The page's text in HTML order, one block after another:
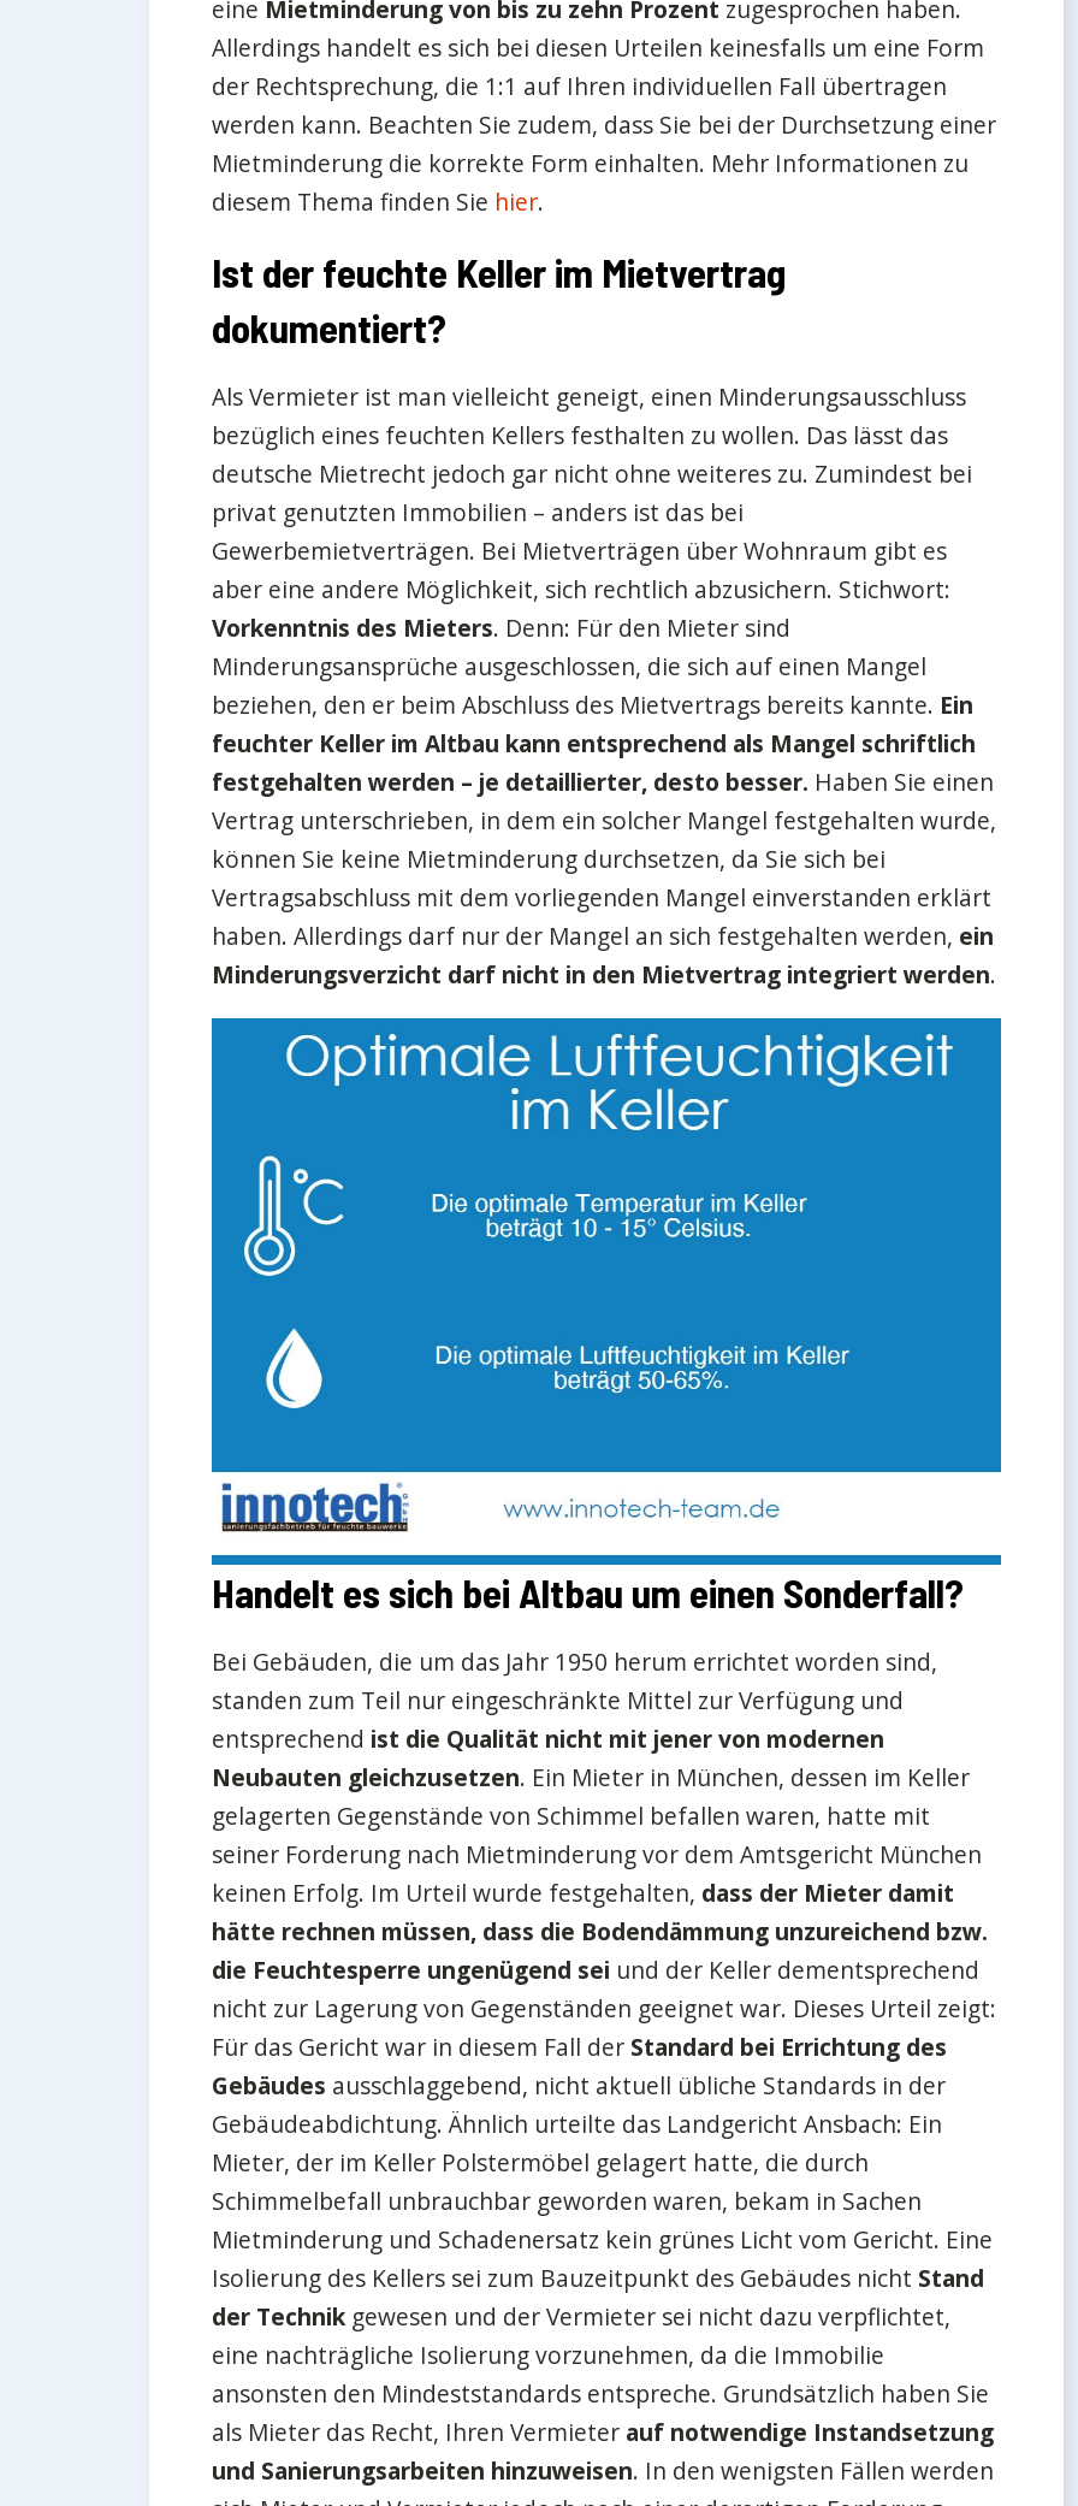
eine Mietminderung von bis zu zehn Prozent zugesprochen haben.
Allerdings handelt es sich bei diesen Urteilen keinesfalls um eine Form
der Rechtsprechung, die 1:1 auf Ihren individuellen Fall übertragen
werden kann. Beachten Sie zudem, dass Sie bei der Durchsetzung einer
Mietminderung die korrekte Form einhalten. Mehr Informationen zu
diesem Thema finden Sie hier.
Ist der feuchte Keller im Mietvertrag
dokumentiert?
Als Vermieter ist man vielleicht geneigt, einen Minderungsausschluss
bezüglich eines feuchten Kellers festhalten zu wollen. Das lässt das
deutsche Mietrecht jedoch gar nicht ohne weiteres zu. Zumindest bei
privat genutzten Immobilien – anders ist das bei
Gewerbemietverträgen. Bei Mietverträgen über Wohnraum gibt es
aber eine andere Möglichkeit, sich rechtlich abzusichern. Stichwort:
Vorkenntnis des Mieters. Denn: Für den Mieter sind
Minderungsansprüche ausgeschlossen, die sich auf einen Mangel
beziehen, den er beim Abschluss des Mietvertrags bereits kannte. Ein
feuchter Keller im Altbau kann entsprechend als Mangel schriftlich
festgehalten werden – je detaillierter, desto besser. Haben Sie einen
Vertrag unterschrieben, in dem ein solcher Mangel festgehalten wurde,
können Sie keine Mietminderung durchsetzen, da Sie sich bei
Vertragsabschluss mit dem vorliegenden Mangel einverstanden erklärt
haben. Allerdings darf nur der Mangel an sich festgehalten werden, ein
Minderungsverzicht darf nicht in den Mietvertrag integriert werden.
Handelt es sich bei Altbau um einen Sonderfall?
Bei Gebäuden, die um das Jahr 1950 herum errichtet worden sind,
standen zum Teil nur eingeschränkte Mittel zur Verfügung und
entsprechend ist die Qualität nicht mit jener von modernen
Neubauten gleichzusetzen. Ein Mieter in München, dessen im Keller
gelagerten Gegenstände von Schimmel befallen waren, hatte mit
seiner Forderung nach Mietminderung vor dem Amtsgericht München
keinen Erfolg. Im Urteil wurde festgehalten, dass der Mieter damit
hätte rechnen müssen, dass die Bodendämmung unzureichend bzw.
die Feuchtesperre ungenügend sei und der Keller dementsprechend
nicht zur Lagerung von Gegenständen geeignet war. Dieses Urteil zeigt:
Für das Gericht war in diesem Fall der Standard bei Errichtung des
Gebäudes ausschlaggebend, nicht aktuell übliche Standards in der
Gebäudeabdichtung. Ähnlich urteilte das Landgericht Ansbach: Ein
Mieter, der im Keller Polstermöbel gelagert hatte, die durch
Schimmelbefall unbrauchbar geworden waren, bekam in Sachen
Mietminderung und Schadenersatz kein grünes Licht vom Gericht. Eine
Isolierung des Kellers sei zum Bauzeitpunkt des Gebäudes nicht Stand
der Technikgewesen und der Vermieter sei nicht dazu verpflichtet,
eine nachträgliche Isolierung vorzunehmen, da die Immobilie
ansonsten den Mindeststandards entspreche. Grundsätzlich haben Sie
als Mieter das Recht, Ihren Vermieter auf notwendige Instandsetzung
und Sanierungsarbeiten hinzuweisen. In den wenigsten Fällen werden